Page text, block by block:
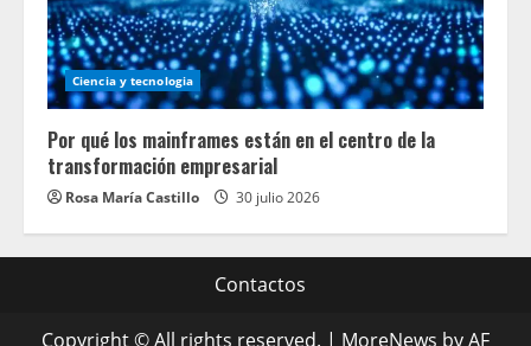
Ciencia y tecnologia
Por qué los mainframes están en el centro de la
transformación empresarial
Rosa María Castillo 30 julio 2026
Contactos
Copyright © All rights reserved. | MoreNews by AF